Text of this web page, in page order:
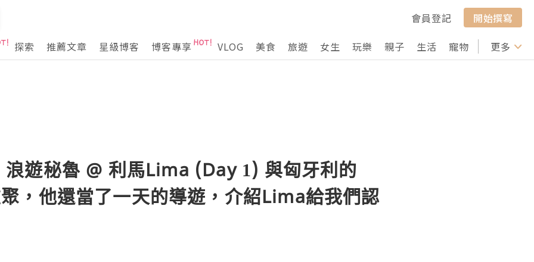
會員登記
開始撰寫
探索
推薦文章 星級博客 博客專享 VLOG 美食 旅遊 女生 玩樂 親子 生活 寵物 行山 打卡
更多
浪遊秘魯 @ 利馬Lima (Day 1) 與匈牙利的
，他還當了一天的導遊，介紹Lima給我們認